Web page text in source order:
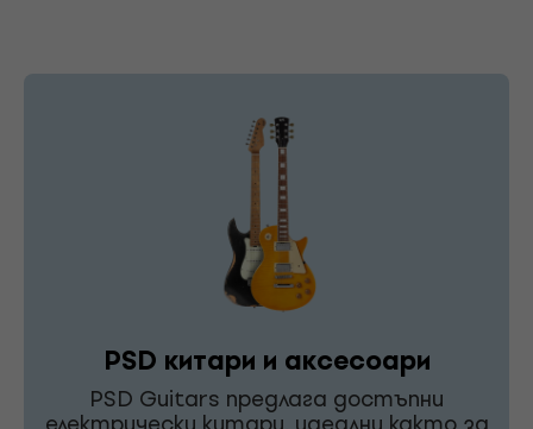
PSD китари и аксесоари
PSD Guitars предлага достъпни